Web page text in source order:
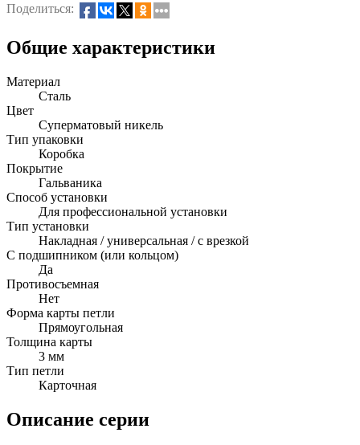
Поделиться:
Общие характеристики
Материал
Сталь
Цвет
Суперматовый никель
Тип упаковки
Коробка
Покрытие
Гальваника
Способ установки
Для профессиональной установки
Тип установки
Накладная / универсальная / с врезкой
С подшипником (или кольцом)
Да
Противосъемная
Нет
Форма карты петли
Прямоугольная
Толщина карты
3 мм
Тип петли
Карточная
Описание серии